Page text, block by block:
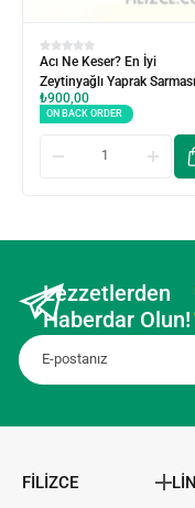
Acı Ne Keser? En İyi
Zeytinyağlı Yaprak Sarması
₺900,00
ON BACK ORDER
Lezzetlerden
Haberdar Olun!
FİLİZCE